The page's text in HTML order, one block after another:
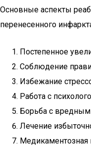
Основные аспекты
перенесенного
Постепенное
Соблюдение
Избежание
Работа с
Борьба с
Лечение
Медикаментозная